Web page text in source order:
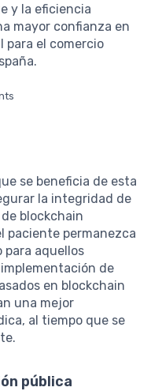
y la eficiencia
mayor confianza en
para el comercio
se beneficia de esta
la integridad de
blockchain
paciente permanezca
para aquellos
de
en blockchain
una mejor
al tiempo que se
pública